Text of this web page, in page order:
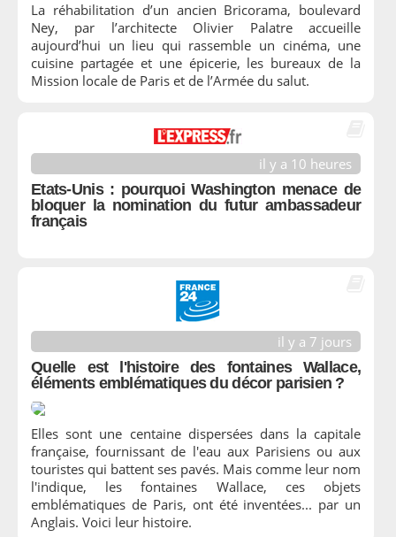
La réhabilitation d’un ancien Bricorama, boulevard
Ney, par l’architecte Olivier Palatre accueille
aujourd’hui un lieu qui rassemble un cinéma, une
cuisine partagée et une épicerie, les bureaux de la
Mission locale de Paris et de l’Armée du salut.
il y a 10 heures
Etats-Unis : pourquoi Washington menace de
bloquer la nomination du futur ambassadeur
français
il y a 7 jours
Quelle est l'histoire des fontaines Wallace,
éléments emblématiques du décor parisien ?
Elles sont une centaine dispersées dans la capitale
française, fournissant de l'eau aux Parisiens ou aux
touristes qui battent ses pavés. Mais comme leur nom
l'indique, les fontaines Wallace, ces objets
emblématiques de Paris, ont été inventées... par un
Anglais. Voici leur histoire.